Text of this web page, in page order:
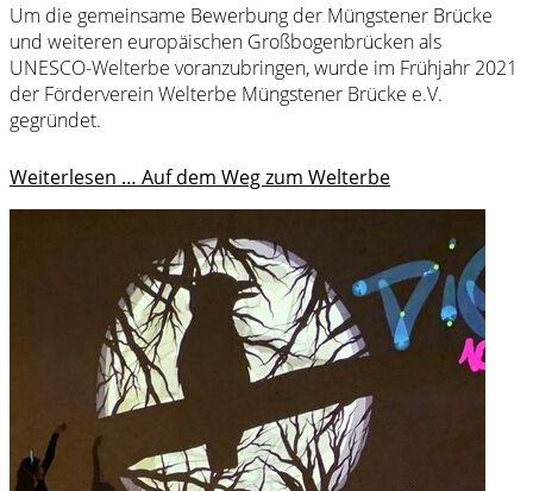
Um die gemeinsame Bewerbung der Müngstener Brücke
und weiteren europäischen Großbogenbrücken als
UNESCO-Welterbe voranzubringen, wurde im Frühjahr 2021
der Förderverein Welterbe Müngstener Brücke e.V.
gegründet.
Weiterlesen … Auf dem Weg zum Welterbe